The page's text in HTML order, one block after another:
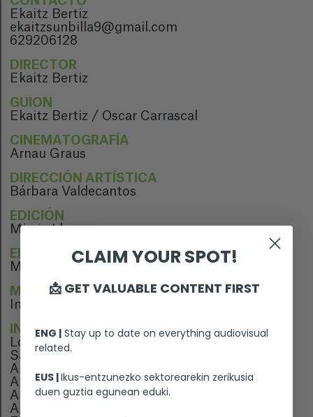
Ekaitz Bertiz
ekaitzsunbilla9@gmail.com
629206128
DIRECTOR
Ekaitz Bertiz
GUION
Ekaitz Bertiz / Oscar Carrascal
CINEMATOGRAFÍA
Arnau Graus
DIRECCIÓN ARTÍSTICA
Bárbara Valdecantos
EDICIÓN
Mireia Llaguno
EDICIÓN DE SONIDO
María Bravo
MÚSICA
Inar Lezaun
INTÉRPRETES
Lorena Mariñelarena
Saioa Mariñelarena
Aroa Bertiz
Aritz Bertiz
Angel Mariezkurrena
Amaia Apezetxea
CLAIM YOUR SPOT!
📩 GET VALUABLE CONTENT FIRST
ENG | Stay up to date on everything audiovisual
related.
EUS |Ikus-entzunezko sektorearekin zerikusia
duen guztia egunean eduki.